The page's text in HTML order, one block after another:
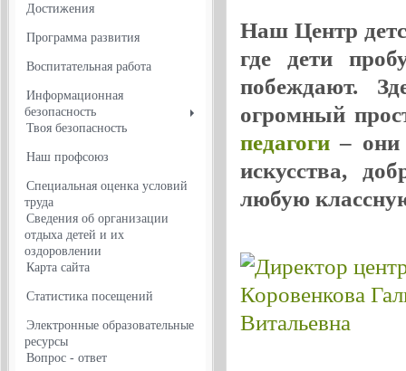
Достижения
Программа развития
Воспитательная работа
Информационная
безопасность
Твоя безопасность
Наш профсоюз
Специальная оценка условий
труда
Сведения об организации
отдыха детей и их
оздоровлении
Карта сайта
Статистика посещений
Электронные образовательные
ресурсы
Вопрос - ответ
Наш Центр
где дети
побеждают.
огромный
педагоги– они
искусства,
любую